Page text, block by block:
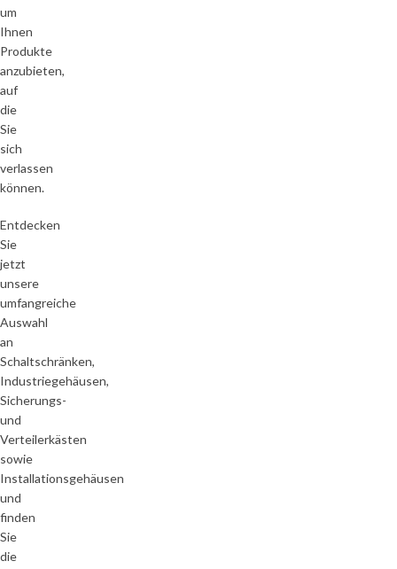
um
Ihnen
Produkte
anzubieten,
auf
die
Sie
sich
verlassen
können.
Entdecken
Sie
jetzt
unsere
umfangreiche
Auswahl
an
Schaltschränken,
Industriegehäusen,
Sicherungs-
und
Verteilerkästen
sowie
Installationsgehäusen
und
finden
Sie
die